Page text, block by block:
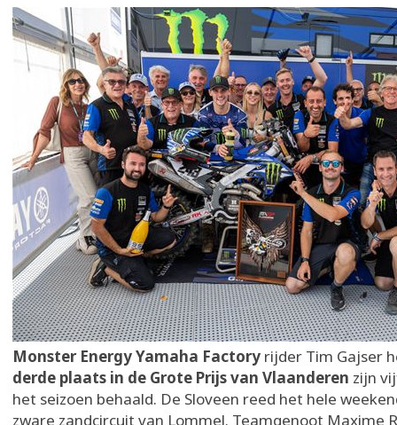
Monster Energy Yamaha Factory rijder Tim Gajser
derde plaats in de Grote Prijs van Vlaanderen zijn
het seizoen behaald. De Sloveen reed het hele
zware zandcircuit van Lommel. Teamgenoot Maxime